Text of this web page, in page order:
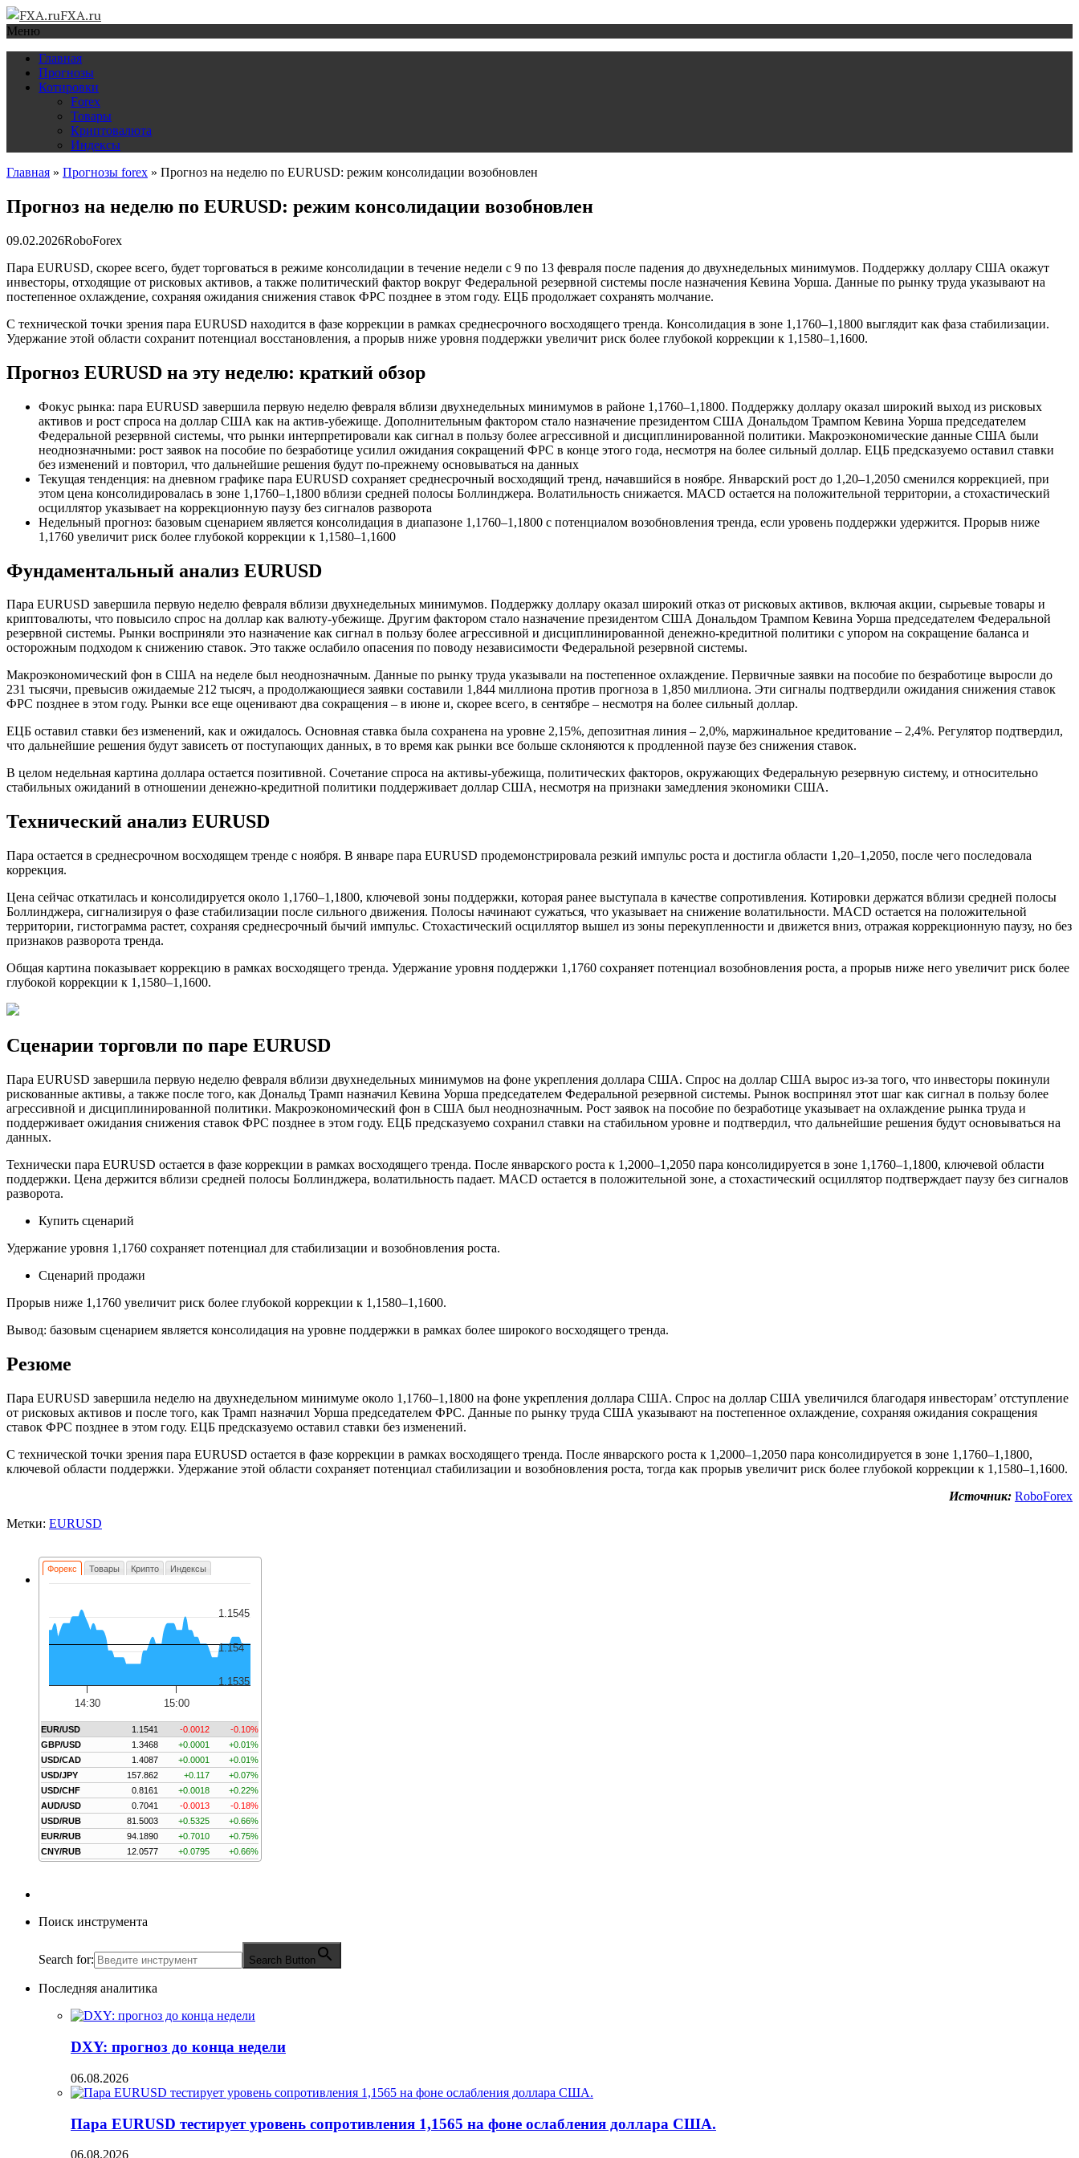
FXA.ru
Меню
Главная
Прогнозы
Котировки
Forex
Товары
Криптовалюта
Индексы
Главная » Прогнозы forex » Прогноз на неделю по EURUSD: режим консолидации возобновлен
Прогноз на неделю по EURUSD: режим консолидации возобновлен
09.02.2026RoboForex
Пара EURUSD, скорее всего, будет торговаться в режиме консолидации в течение недели с 9 по 13 февраля после падения до двухнедельных минимумов. Поддержку доллару США окажут
инвесторы, отходящие от рисковых активов, а также политический фактор вокруг Федеральной резервной системы после назначения Кевина Уорша. Данные по рынку труда указывают на
постепенное охлаждение, сохраняя ожидания снижения ставок ФРС позднее в этом году. ЕЦБ продолжает сохранять молчание.
С технической точки зрения пара EURUSD находится в фазе коррекции в рамках среднесрочного восходящего тренда. Консолидация в зоне 1,1760–1,1800 выглядит как фаза стабилизации.
Удержание этой области сохранит потенциал восстановления, а прорыв ниже уровня поддержки увеличит риск более глубокой коррекции к 1,1580–1,1600.
Прогноз EURUSD на эту неделю: краткий обзор
Фокус рынка: пара EURUSD завершила первую неделю февраля вблизи двухнедельных минимумов в районе 1,1760–1,1800. Поддержку доллару оказал широкий выход из рисковых
активов и рост спроса на доллар США как на актив-убежище. Дополнительным фактором стало назначение президентом США Дональдом Трампом Кевина Уорша председателем
Федеральной резервной системы, что рынки интерпретировали как сигнал в пользу более агрессивной и дисциплинированной политики. Макроэкономические данные США были
неоднозначными: рост заявок на пособие по безработице усилил ожидания сокращений ФРС в конце этого года, несмотря на более сильный доллар. ЕЦБ предсказуемо оставил ставки
без изменений и повторил, что дальнейшие решения будут по-прежнему основываться на данных
Текущая тенденция: на дневном графике пара EURUSD сохраняет среднесрочный восходящий тренд, начавшийся в ноябре. Январский рост до 1,20–1,2050 сменился коррекцией, при
этом цена консолидировалась в зоне 1,1760–1,1800 вблизи средней полосы Боллинджера. Волатильность снижается. MACD остается на положительной территории, а стохастический
осциллятор указывает на коррекционную паузу без сигналов разворота
Недельный прогноз: базовым сценарием является консолидация в диапазоне 1,1760–1,1800 с потенциалом возобновления тренда, если уровень поддержки удержится. Прорыв ниже
1,1760 увеличит риск более глубокой коррекции к 1,1580–1,1600
Фундаментальный анализ EURUSD
Пара EURUSD завершила первую неделю февраля вблизи двухнедельных минимумов. Поддержку доллару оказал широкий отказ от рисковых активов, включая акции, сырьевые товары и
криптовалюты, что повысило спрос на доллар как валюту-убежище. Другим фактором стало назначение президентом США Дональдом Трампом Кевина Уорша председателем Федеральной
резервной системы. Рынки восприняли это назначение как сигнал в пользу более агрессивной и дисциплинированной денежно-кредитной политики с упором на сокращение баланса и
осторожным подходом к снижению ставок. Это также ослабило опасения по поводу независимости Федеральной резервной системы.
Макроэкономический фон в США на неделе был неоднозначным. Данные по рынку труда указывали на постепенное охлаждение. Первичные заявки на пособие по безработице выросли до
231 тысячи, превысив ожидаемые 212 тысяч, а продолжающиеся заявки составили 1,844 миллиона против прогноза в 1,850 миллиона. Эти сигналы подтвердили ожидания снижения ставок
ФРС позднее в этом году. Рынки все еще оценивают два сокращения – в июне и, скорее всего, в сентябре – несмотря на более сильный доллар.
ЕЦБ оставил ставки без изменений, как и ожидалось. Основная ставка была сохранена на уровне 2,15%, депозитная линия – 2,0%, маржинальное кредитование – 2,4%. Регулятор подтвердил,
что дальнейшие решения будут зависеть от поступающих данных, в то время как рынки все больше склоняются к продленной паузе без снижения ставок.
В целом недельная картина доллара остается позитивной. Сочетание спроса на активы-убежища, политических факторов, окружающих Федеральную резервную систему, и относительно
стабильных ожиданий в отношении денежно-кредитной политики поддерживает доллар США, несмотря на признаки замедления экономики США.
Технический анализ EURUSD
Пара остается в среднесрочном восходящем тренде с ноября. В январе пара EURUSD продемонстрировала резкий импульс роста и достигла области 1,20–1,2050, после чего последовала
коррекция.
Цена сейчас откатилась и консолидируется около 1,1760–1,1800, ключевой зоны поддержки, которая ранее выступала в качестве сопротивления. Котировки держатся вблизи средней полосы
Боллинджера, сигнализируя о фазе стабилизации после сильного движения. Полосы начинают сужаться, что указывает на снижение волатильности. MACD остается на положительной
территории, гистограмма растет, сохраняя среднесрочный бычий импульс. Стохастический осциллятор вышел из зоны перекупленности и движется вниз, отражая коррекционную паузу, но без
признаков разворота тренда.
Общая картина показывает коррекцию в рамках восходящего тренда. Удержание уровня поддержки 1,1760 сохраняет потенциал возобновления роста, а прорыв ниже него увеличит риск более
глубокой коррекции к 1,1580–1,1600.
Сценарии торговли по паре EURUSD
Пара EURUSD завершила первую неделю февраля вблизи двухнедельных минимумов на фоне укрепления доллара США. Спрос на доллар США вырос из-за того, что инвесторы покинули
рискованные активы, а также после того, как Дональд Трамп назначил Кевина Уорша председателем Федеральной резервной системы. Рынок воспринял этот шаг как сигнал в пользу более
агрессивной и дисциплинированной политики. Макроэкономический фон в США был неоднозначным. Рост заявок на пособие по безработице указывает на охлаждение рынка труда и
поддерживает ожидания снижения ставок ФРС позднее в этом году. ЕЦБ предсказуемо сохранил ставки на стабильном уровне и подтвердил, что дальнейшие решения будут основываться на
данных.
Технически пара EURUSD остается в фазе коррекции в рамках восходящего тренда. После январского роста к 1,2000–1,2050 пара консолидируется в зоне 1,1760–1,1800, ключевой области
поддержки. Цена держится вблизи средней полосы Боллинджера, волатильность падает. MACD остается в положительной зоне, а стохастический осциллятор подтверждает паузу без сигналов
разворота.
Купить сценарий
Удержание уровня 1,1760 сохраняет потенциал для стабилизации и возобновления роста.
Сценарий продажи
Прорыв ниже 1,1760 увеличит риск более глубокой коррекции к 1,1580–1,1600.
Вывод: базовым сценарием является консолидация на уровне поддержки в рамках более широкого восходящего тренда.
Резюме
Пара EURUSD завершила неделю на двухнедельном минимуме около 1,1760–1,1800 на фоне укрепления доллара США. Спрос на доллар США увеличился благодаря инвесторам’ отступление
от рисковых активов и после того, как Трамп назначил Уорша председателем ФРС. Данные по рынку труда США указывают на постепенное охлаждение, сохраняя ожидания сокращения
ставок ФРС позднее в этом году. ЕЦБ предсказуемо оставил ставки без изменений.
С технической точки зрения пара EURUSD остается в фазе коррекции в рамках восходящего тренда. После январского роста к 1,2000–1,2050 пара консолидируется в зоне 1,1760–1,1800,
ключевой области поддержки. Удержание этой области сохраняет потенциал стабилизации и возобновления роста, тогда как прорыв увеличит риск более глубокой коррекции к 1,1580–1,1600.
Источник: RoboForex
Метки: EURUSD
Форекс Товары Крипто Индексы
14:30 15:00
1.1535
1.154
1.1545
EUR/USD 1.1541 -0.0012
-0.10%
GBP/USD
1.3468 +0.0001
+0.01%
USD/CAD
1.4087 +0.0001
+0.01%
USD/JPY
157.862 +0.117
+0.07%
USD/CHF
0.8161 +0.0018
+0.22%
AUD/USD
0.7041 -0.0013
-0.18%
USD/RUB
81.5003 +0.5325
+0.66%
EUR/RUB
94.1890 +0.7010
+0.75%
CNY/RUB
12.0577 +0.0795 +0.66%
Поиск инструмента
Search for: Search Button
Последняя аналитика
DXY: прогноз до конца недели
06.08.2026
Пара EURUSD тестирует уровень сопротивления 1,1565 на фоне ослабления доллара США.
06.08.2026